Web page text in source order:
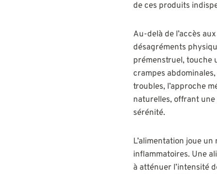
de ces produits
Au-delà de l’accès
désagréments
prémenstruel, touche
crampes
troubles, l’approche
naturelles, offrant
sérénité.
L’alimentation joue
inflammatoires. Une
à atténuer l’intensité